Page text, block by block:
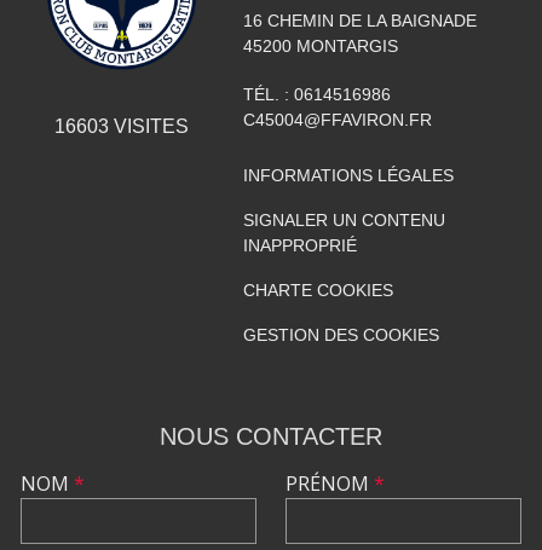
16603VISITES
16 CHEMIN DE LA BAIGNADE
45200 MONTARGIS
TÉL. : 0614516986
C45004@FFAVIRON.FR
INFORMATIONS LÉGALES
SIGNALER UN CONTENU
INAPPROPRIÉ
CHARTE COOKIES
GESTION DES COOKIES
NOUS CONTACTER
NOM * PRÉNOM *